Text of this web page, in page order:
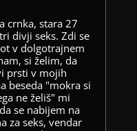
crnka, stara 27
divji seks. Zdi se
v dolgotrajnem
si želim, da
prsti v mojih
beseda "mokra si
ne želiš" mi
se nabijem na
za seks, vendar